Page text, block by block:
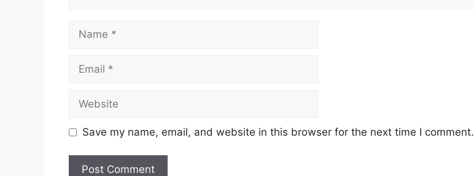
Save my name, email, and website in this browser for the next time I comment.